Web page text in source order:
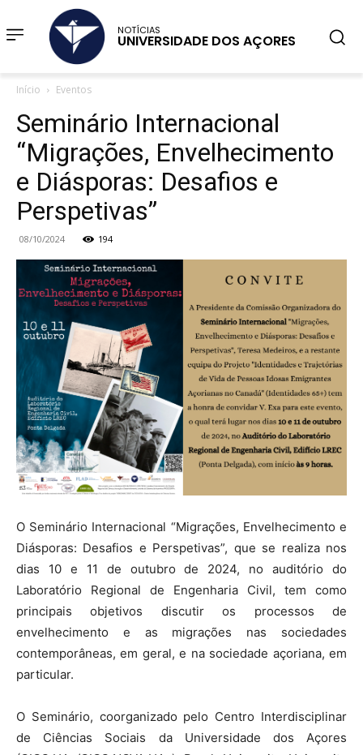
NOTÍCIAS
UNIVERSIDADE DOS AÇORES
Início Eventos
Seminário Internacional
“Migrações, Envelhecimento
e Diásporas: Desafios e
Perspetivas”
08/10/2024 194
O Seminário Internacional “Migrações, Envelhecimento e
Diásporas: Desafios e Perspetivas”, que se realiza nos
dias 10 e 11 de outubro de 2024, no auditório do
Laboratório Regional de Engenharia Civil, tem como
principais objetivos discutir os processos de
envelhecimento e as migrações nas sociedades
contemporâneas, em geral, e na sociedade açoriana, em
particular.
O Seminário, coorganizado pelo Centro Interdisciplinar
de Ciências Sociais da Universidade dos Açores